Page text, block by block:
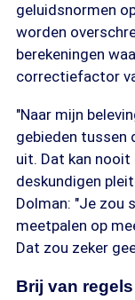
geluidsnormen
worden
berekeningen
correctiefactor
"Naar mijn
gebieden tussen
uit. Dat kan
deskundigen
Dolman: "Je zou
meetpalen op
Dat zou zeker
Brij van regels